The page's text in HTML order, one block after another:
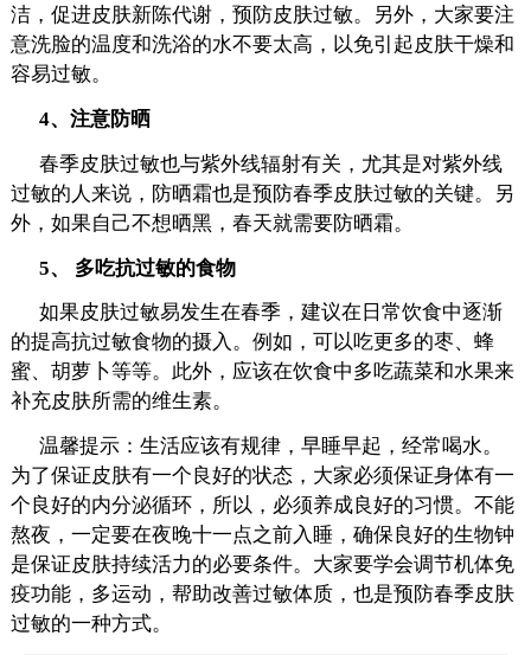
洁，促进皮肤新陈代谢，预防皮肤过敏。另外，大家要注
意洗脸的温度和洗浴的水不要太高，以免引起皮肤干燥和
容易过敏。
4、注意防晒
春季皮肤过敏也与紫外线辐射有关，尤其是对紫外线
过敏的人来说，防晒霜也是预防春季皮肤过敏的关键。另
外，如果自己不想晒黑，春天就需要防晒霜。
5、 多吃抗过敏的食物
如果皮肤过敏易发生在春季，建议在日常饮食中逐渐
的提高抗过敏食物的摄入。例如，可以吃更多的枣、蜂
蜜、胡萝卜等等。此外，应该在饮食中多吃蔬菜和水果来
补充皮肤所需的维生素。
温馨提示：生活应该有规律，早睡早起，经常喝水。
为了保证皮肤有一个良好的状态，大家必须保证身体有一
个良好的内分泌循环，所以，必须养成良好的习惯。不能
熬夜，一定要在夜晚十一点之前入睡，确保良好的生物钟
是保证皮肤持续活力的必要条件。大家要学会调节机体免
疫功能，多运动，帮助改善过敏体质，也是预防春季皮肤
过敏的一种方式。